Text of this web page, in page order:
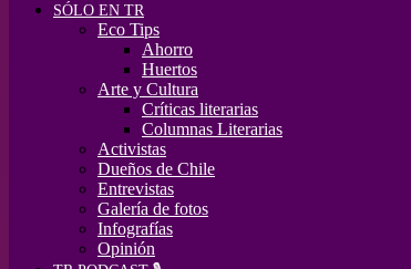
SÓLO EN TR
Eco Tips
Ahorro
Huertos
Arte y Cultura
Críticas literarias
Columnas Literarias
Activistas
Dueños de Chile
Entrevistas
Galería de fotos
Infografías
Opinión